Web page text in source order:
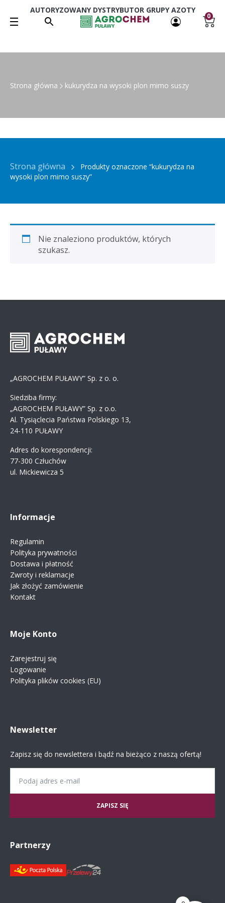
AUTORYZOWANY DYSTRYBUTOR GRUPY AZOTY
0
Strona główna kukurydza na wysoki plon mimo suszy
Strona główna
Produkty oznaczone “kukurydza na
wysoki plon mimo suszy”
Nie znaleziono produktów, których
szukasz.
„AGROCHEM PUŁAWY” Sp. z o. o.
Siedziba firmy:
„AGROCHEM PUŁAWY” Sp. z o.o.
Al. Tysiąclecia Państwa Polskiego 13,
24-110 PUŁAWY
Adres do korespondencji:
77-300 Człuchów
ul. Mickiewicza 5
Informacje
Regulamin
Polityka prywatności
Dostawa i płatność
Zwroty i reklamacje
Jak złożyć zamówienie
Kontakt
Moje Konto
Zarejestruj się
Logowanie
Polityka plików cookies (EU)
Newsletter
Zapisz się do newslettera i bądź na bieżąco z naszą ofertą!
Partnerzy